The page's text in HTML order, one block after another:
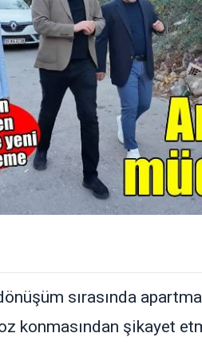
sırasında
konmasından şikayet